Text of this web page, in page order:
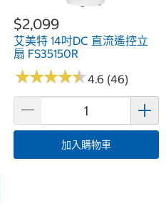
$2,099
艾美特 14吋DC 直流遙控立
扇 FS35150R
★★★★★
★★★★★4.6 (46)
加入購物車